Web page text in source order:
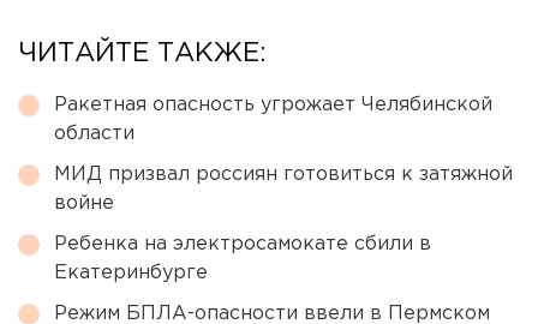
ЧИТАЙТЕ ТАКЖЕ:
Ракетная опасность угрожает Челябинской
области
МИД призвал россиян готовиться к затяжной
войне
Ребенка на электросамокате сбили в
Екатеринбурге
Режим БПЛА-опасности ввели в Пермском